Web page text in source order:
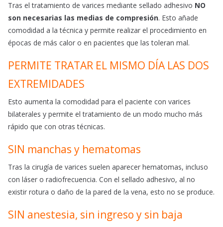
Tras el tratamiento de varices mediante sellado adhesivo NO
son necesarias las medias de compresión. Esto añade
comodidad a la técnica y permite realizar el procedimiento en
épocas de más calor o en pacientes que las toleran mal.
PERMITE TRATAR EL MISMO DÍA LAS DOS
EXTREMIDADES
Esto aumenta la comodidad para el paciente con varices
bilaterales y permite el tratamiento de un modo mucho más
rápido que con otras técnicas.
SIN manchas y hematomas
Tras la cirugía de varices suelen aparecer hematomas, incluso
con láser o radiofrecuencia. Con el sellado adhesivo, al no
existir rotura o daño de la pared de la vena, esto no se produce.
SIN anestesia, sin ingreso y sin baja